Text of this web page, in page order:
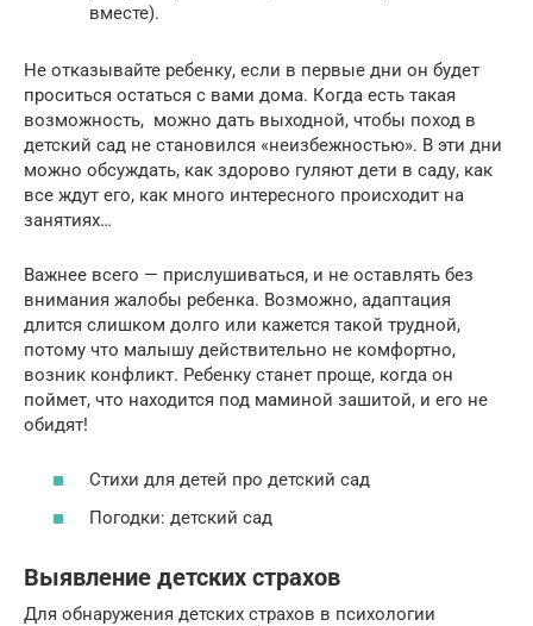
вместе).
Не отказывайте ребенку, если в первые дни он будет
проситься остаться с вами дома. Когда есть такая
возможность, можно дать выходной, чтобы поход в
детский сад не становился «неизбежностью». В эти дни
можно обсуждать, как здорово гуляют дети в саду, как
все ждут его, как много интересного происходит на
занятиях…
Важнее всего — прислушиваться, и не оставлять без
внимания жалобы ребенка. Возможно, адаптация
длится слишком долго или кажется такой трудной,
потому что малышу действительно не комфортно,
возник конфликт. Ребенку станет проще, когда он
поймет, что находится под маминой зашитой, и его не
обидят!
Стихи для детей про детский сад
Погодки: детский сад
Выявление детских страхов
Для обнаружения детских страхов в психологии